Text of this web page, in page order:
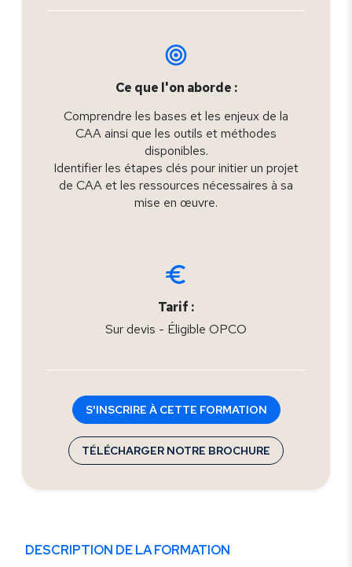
Ce que l'on aborde :
Comprendre les bases et les enjeux de la
CAA ainsi que les outils et méthodes
disponibles.
Identifier les étapes clés pour initier un projet
de CAA et les ressources nécessaires à sa
mise en œuvre.
Tarif :
Sur devis - Éligible OPCO
S'INSCRIRE À CETTE FORMATION
TÉLÉCHARGER NOTRE BROCHURE
DESCRIPTION DE LA FORMATION